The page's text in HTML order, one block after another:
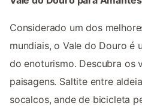
Considerado um dos
mundiais, o Vale do Douro é
do enoturismo. Descubra os
paisagens. Saltite entre
socalcos, ande de bicicleta